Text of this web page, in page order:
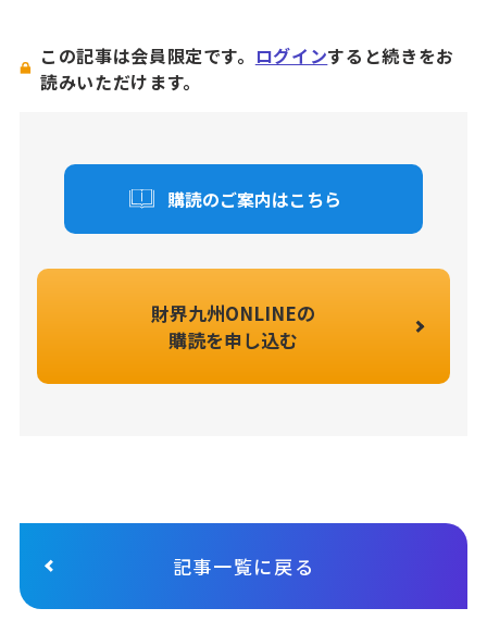
この記事は会員限定です。 ログインすると続きをお
読みいただけます。
購読のご案内はこちら
財界九州ONLINEの
購読を申し込む
記事一覧に戻る